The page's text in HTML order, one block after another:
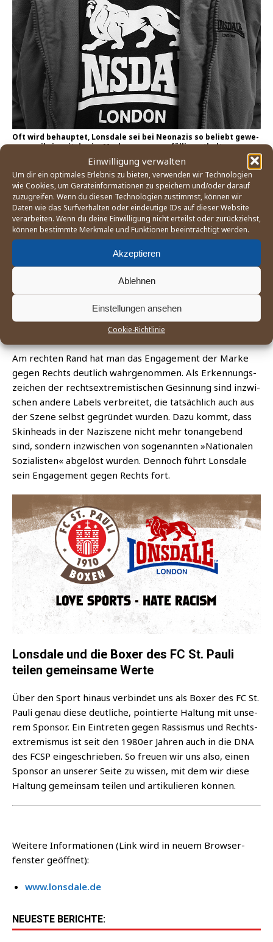
Einwilligung verwalten
Um dir ein optimales Erlebnis zu bieten, verwenden wir Technologien
wie Cookies, um Geräteinformationen zu speichern und/oder darauf
zuzugreifen. Wenn du diesen Technologien zustimmst, können wir
Daten wie das Surfverhalten oder eindeutige IDs auf dieser Website
verarbeiten. Wenn du deine Einwilligung nicht erteilst oder zurückziehst,
können bestimmte Merkmale und Funktionen beeinträchtigt werden.
Akzeptieren
Ablehnen
Einstellungen ansehen
Cookie-Richtlinie
Oft wird behaup­tet, Lons­da­le sei bei Neo­na­zis so beliebt gewe­
sen, weil sie mit der im Mar­ken­na­men zufäl­lig ent­hal­te­nen
Buch­sta­ben­fol­ge »NSDA« auf die »NSDAP« anspie­len konn­ten.
Eini­ges spricht dafür, dass die­se Deu­tung zuerst durch Medi­en
entstand.
Kampf gegen Rechts
Die unge­woll­te Ver­ein­nah­mung der Mar­ke durch Rechts­
extre­mis­ten war und ist für die Mar­ke prä­gend gewe­sen.
Sie bot den Anlass, über den Tel­ler­rand des Box­sports
hin­aus­zu­schau­en und wie kaum eine ande­re Mar­ke ein­
deu­tig gegen Ras­sis­mus und Rechts­extre­mis­mus Posi­ti­on
zu bezie­hen. Lons­da­le kün­dig­te uner­wünsch­ten Händ­lern
und unter­stütz­te in viel­fäl­ti­ger Form und auf vie­len Ebe­
nen Initia­ti­ven gegen Ras­sis­mus und Rechtsextremismus.
Am rech­ten Rand hat man das Enga­ge­ment der Mar­ke
gegen Rechts deut­lich wahr­ge­nom­men. Als Erken­nungs­
zei­chen der rechts­extre­mis­ti­schen Gesin­nung sind inzwi­
schen ande­re Labels ver­brei­tet, die tat­säch­lich auch aus
der Sze­ne selbst gegrün­det wur­den. Dazu kommt, dass
Skin­heads in der Nazi­sze­ne nicht mehr ton­an­ge­bend
sind, son­dern inzwi­schen von soge­nann­ten »Natio­na­len
Sozia­lis­ten« abge­löst wur­den. Den­noch führt Lons­da­le
sein Enga­ge­ment gegen Rechts fort.
Lonsdale und die Boxer des FC St. Pauli
teilen gemeinsame Werte
Über den Sport hin­aus ver­bin­det uns als Boxer des FC St.
Pau­li genau die­se deut­li­che, poin­tier­te Hal­tung mit unse­
rem Spon­sor. Ein Ein­tre­ten gegen Ras­sis­mus und Rechts­
extre­mis­mus ist seit den 1980er Jah­ren auch in die DNA
des FCSP ein­ge­schrie­ben. So freu­en wir uns also, einen
Spon­sor an unse­rer Sei­te zu wis­sen, mit dem wir die­se
Hal­tung gemein­sam tei­len und arti­ku­lie­ren können.
Wei­te­re Infor­ma­tio­nen (Link wird in neu­em Brow­ser­
fens­ter geöffnet):
www​.lons​da​le​.de
NEUESTE BERICHTE: